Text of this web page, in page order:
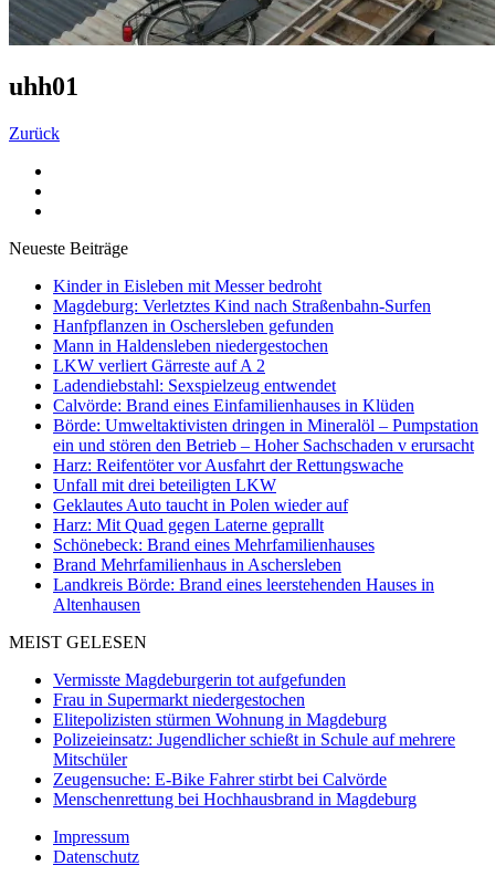
uhh01
Zurück
Neueste Beiträge
Kinder in Eisleben mit Messer bedroht
Magdeburg: Verletztes Kind nach Straßenbahn-Surfen
Hanfpflanzen in Oschersleben gefunden
Mann in Haldensleben niedergestochen
LKW verliert Gärreste auf A 2
Ladendiebstahl: Sexspielzeug entwendet
Calvörde: Brand eines Einfamilienhauses in Klüden
Börde: Umweltaktivisten dringen in Mineralöl – Pumpstation
ein und stören den Betrieb – Hoher Sachschaden v erursacht
Harz: Reifentöter vor Ausfahrt der Rettungswache
Unfall mit drei beteiligten LKW
Geklautes Auto taucht in Polen wieder auf
Harz: Mit Quad gegen Laterne geprallt
Schönebeck: Brand eines Mehrfamilienhauses
Brand Mehrfamilienhaus in Aschersleben
Landkreis Börde: Brand eines leerstehenden Hauses in
Altenhausen
MEIST GELESEN
Vermisste Magdeburgerin tot aufgefunden
Frau in Supermarkt niedergestochen
Elitepolizisten stürmen Wohnung in Magdeburg
Polizeieinsatz: Jugendlicher schießt in Schule auf mehrere
Mitschüler
Zeugensuche: E-Bike Fahrer stirbt bei Calvörde
Menschenrettung bei Hochhausbrand in Magdeburg
Impressum
Datenschutz